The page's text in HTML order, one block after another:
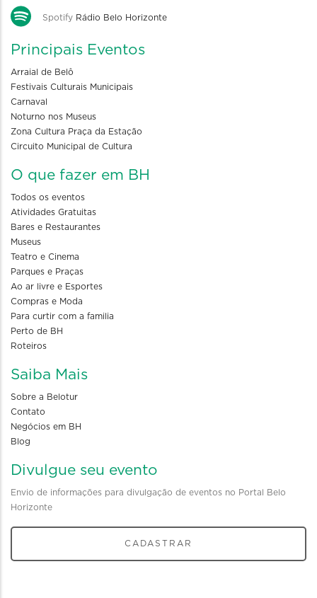
Spotify Rádio Belo Horizonte
Principais Eventos
Arraial de Belô
Festivais Culturais Municipais
Carnaval
Noturno nos Museus
Zona Cultura Praça da Estação
Circuito Municipal de Cultura
O que fazer em BH
Todos os eventos
Atividades Gratuitas
Bares e Restaurantes
Museus
Teatro e Cinema
Parques e Praças
Ao ar livre e Esportes
Compras e Moda
Para curtir com a familia
Perto de BH
Roteiros
Saiba Mais
Sobre a Belotur
Contato
Negócios em BH
Blog
Divulgue seu evento
Envio de informações para divulgação de eventos no Portal Belo
Horizonte
CADASTRAR